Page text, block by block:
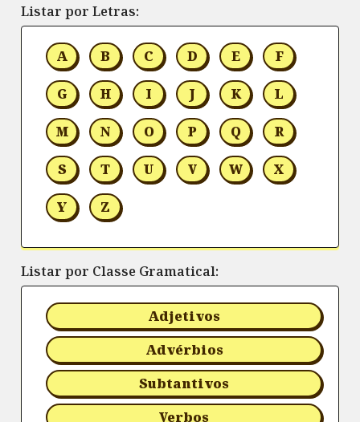
Listar por Letras:
A B C D E F
G H I J K L
M N O P Q R
S T U V W X
Y Z
Listar por Classe Gramatical:
Adjetivos
Advérbios
Subtantivos
Verbos